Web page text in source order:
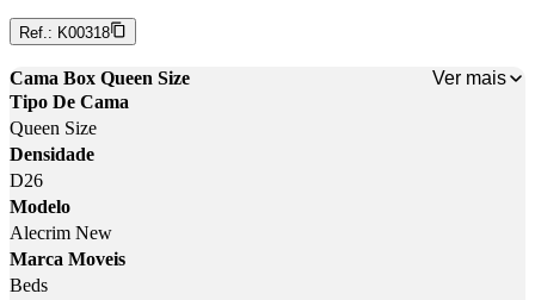
Ref.: K00318
Cama Box Queen Size
Ver mais
Tipo De Cama
Queen Size
Densidade
D26
Modelo
Alecrim New
Marca Moveis
Beds